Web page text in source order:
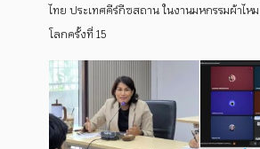
ไทย ประเทศคีร์กีซสถาน ในงานมหกรรมผ้าไห
โลกครั้งที่ 15